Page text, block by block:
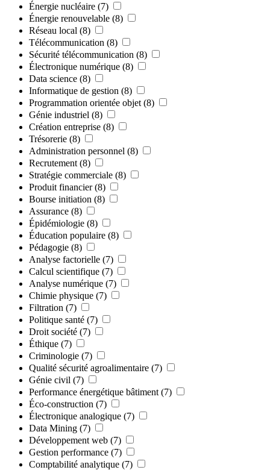
Énergie nucléaire (7)
Énergie renouvelable (8)
Réseau local (8)
Télécommunication (8)
Sécurité télécommunication (8)
Électronique numérique (8)
Data science (8)
Informatique de gestion (8)
Programmation orientée objet (8)
Génie industriel (8)
Création entreprise (8)
Trésorerie (8)
Administration personnel (8)
Recrutement (8)
Stratégie commerciale (8)
Produit financier (8)
Bourse initiation (8)
Assurance (8)
Épidémiologie (8)
Éducation populaire (8)
Pédagogie (8)
Analyse factorielle (7)
Calcul scientifique (7)
Analyse numérique (7)
Chimie physique (7)
Filtration (7)
Politique santé (7)
Droit société (7)
Éthique (7)
Criminologie (7)
Qualité sécurité agroalimentaire (7)
Génie civil (7)
Performance énergétique bâtiment (7)
Éco-construction (7)
Électronique analogique (7)
Data Mining (7)
Développement web (7)
Gestion performance (7)
Comptabilité analytique (7)